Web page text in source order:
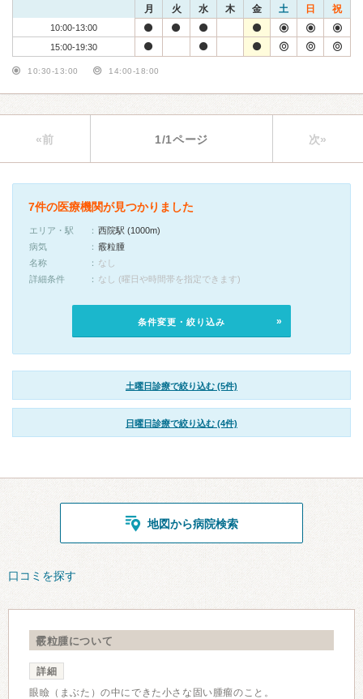
月 火 水 木 金 土 日 祝
10:00-13:00
15:00-19:30
10:30-13:00 14:00-18:00
«前 1/1ページ 次»
7件の医療機関が見つかりました
エリア・駅
西院駅 (1000m)
病気
霰粒腫
名称
なし
詳細条件
なし (曜日や時間帯を指定できます)
条件変更・絞り込み
土曜日診療で絞り込む (5件)
日曜日診療で絞り込む (4件)
地図から病院検索
口コミを探す
霰粒腫について
詳細
眼瞼（まぶた）の中にできた小さな固い腫瘤のこと。